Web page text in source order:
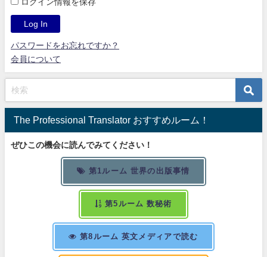
パスワードをお忘れですか？
会員について
The Professional Translator おすすめルーム！
ぜひこの機会に読んでみてください！
第1ルーム 世界の出版事情
第5ルーム 数秘術
第8ルーム 英文メディアで読む